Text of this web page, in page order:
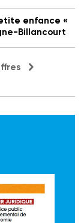
enfance «
Billancourt